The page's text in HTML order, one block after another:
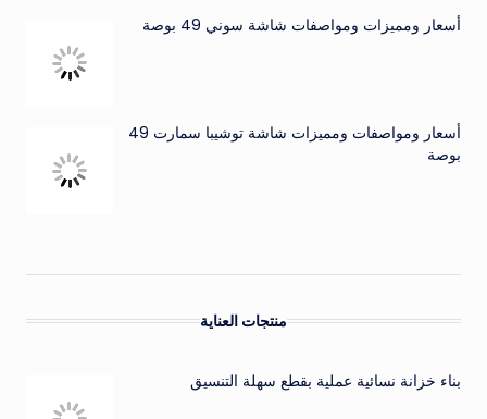
أسعار ومميزات ومواصفات شاشة سوني 49 بوصة
أسعار ومواصفات ومميزات شاشة توشيبا سمارت 49
بوصة
منتجات العناية
بناء خزانة نسائية عملية بقطع سهلة التنسيق